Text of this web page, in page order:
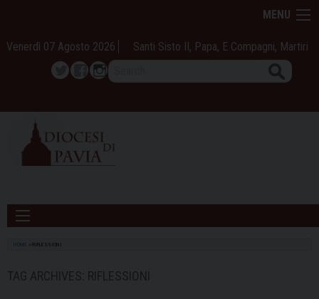
content
MENU
Venerdì 07 Agosto 2026 Santi Sisto II, Papa, E Compagni, Martiri
TwitterFacebook
Instagram
HOME RIFLESSIONI